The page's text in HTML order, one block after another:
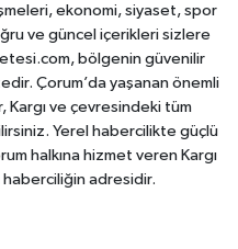
ekonomi, siyaset, spor
ve güncel içerikleri sizlere
bölgenin güvenilir
Çorum’da yaşanan önemli
Kargı ve çevresindeki tüm
Yerel habercilikte güçlü
halkına hizmet veren Kargı
haberciliğin adresidir.